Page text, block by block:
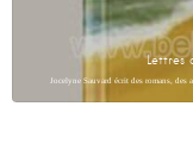
Lettres
Jocelyne Sauvard écrit des romans, des